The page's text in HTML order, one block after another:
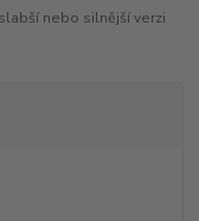
nebo silnější verzi